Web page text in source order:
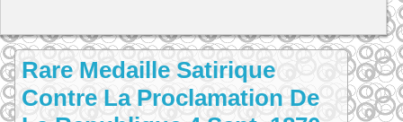
Rare Medaille Satirique
Contre La Proclamation De